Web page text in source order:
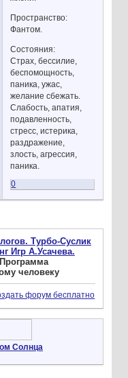
Пространство:
Фантом.
Состояния:
Страх, бессилие,
беспомощность,
паника, ужас,
желание сбежать.
Слабость, апатия,
подавленность,
стресс, истерика,
раздражение,
злость, агрессия,
паника.
0
Турбо-Суслик
Игр А.Усачева.
Программа
человеку
форум бесплатно